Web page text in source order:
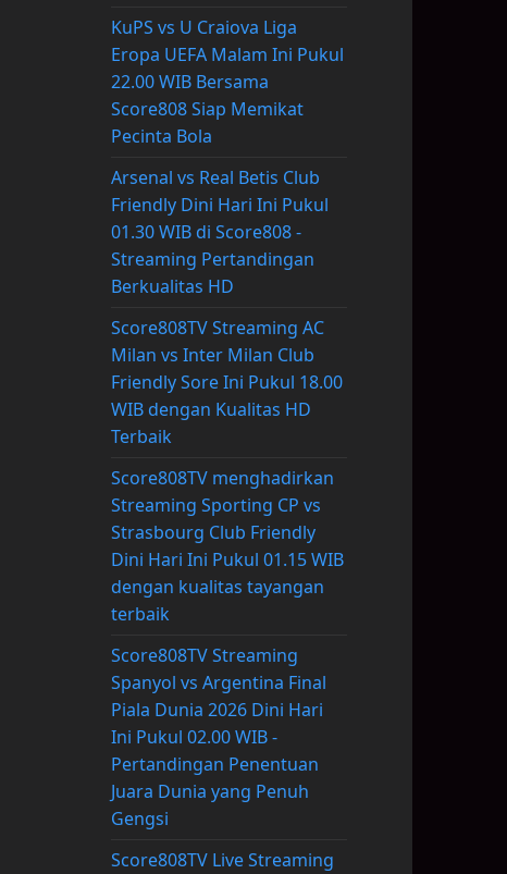
KuPS vs U Craiova Liga
Eropa UEFA Malam Ini Pukul
22.00 WIB Bersama
Score808 Siap Memikat
Pecinta Bola
Arsenal vs Real Betis Club
Friendly Dini Hari Ini Pukul
01.30 WIB di Score808 -
Streaming Pertandingan
Berkualitas HD
Score808TV Streaming AC
Milan vs Inter Milan Club
Friendly Sore Ini Pukul 18.00
WIB dengan Kualitas HD
Terbaik
Score808TV menghadirkan
Streaming Sporting CP vs
Strasbourg Club Friendly
Dini Hari Ini Pukul 01.15 WIB
dengan kualitas tayangan
terbaik
Score808TV Streaming
Spanyol vs Argentina Final
Piala Dunia 2026 Dini Hari
Ini Pukul 02.00 WIB -
Pertandingan Penentuan
Juara Dunia yang Penuh
Gengsi
Score808TV Live Streaming